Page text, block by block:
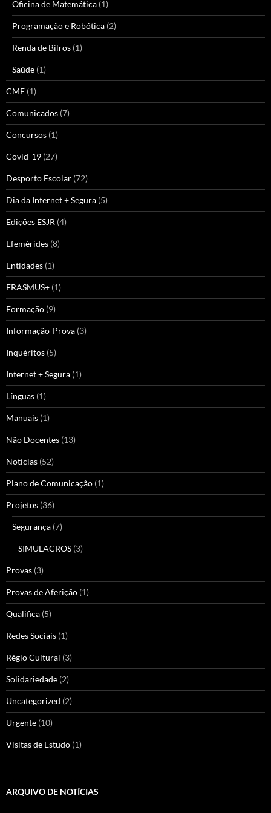
Oficina de Matemática (1)
Programação e Robótica (2)
Renda de Bilros (1)
Saúde (1)
CME (1)
Comunicados (7)
Concursos (1)
Covid-19 (27)
Desporto Escolar (72)
Dia da Internet + Segura (5)
Edições ESJR (4)
Efemérides (8)
Entidades (1)
ERASMUS+ (1)
Formação (9)
Informação-Prova (3)
Inquéritos (5)
Internet + Segura (1)
Línguas (1)
Manuais (1)
Não Docentes (13)
Notícias (52)
Plano de Comunicação (1)
Projetos (36)
Segurança (7)
SIMULACROS (3)
Provas (3)
Provas de Aferição (1)
Qualifica (5)
Redes Sociais (1)
Régio Cultural (3)
Solidariedade (2)
Uncategorized (2)
Urgente (10)
Visitas de Estudo (1)
ARQUIVO DE NOTÍCIAS